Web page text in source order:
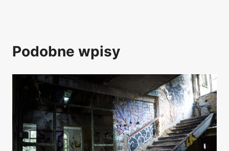
Podobne wpisy